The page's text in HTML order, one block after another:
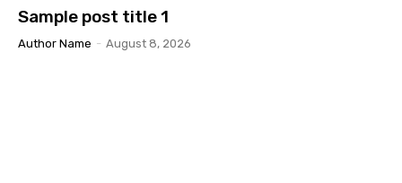
Sample post title 1
Author Name - August 8, 2026